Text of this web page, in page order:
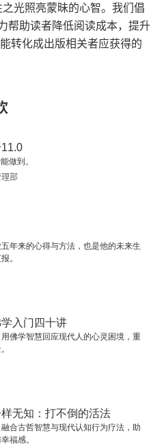
的人生：先天与后天
盾
份认同
预知
则
想什么？看了这本书，你
光照亮蒙昧的心智。我们倡
帮助读者降低阅读成本，提升
转化成出版相关者应获得的
做到。
部
年来的心得与方法，也是他的未来生
。
入门四十讲
用佛学智慧回应现代人的心灵困境，重
无知：打不倒的活法
融合古哲智慧与现代认知行为疗法，助
福感。